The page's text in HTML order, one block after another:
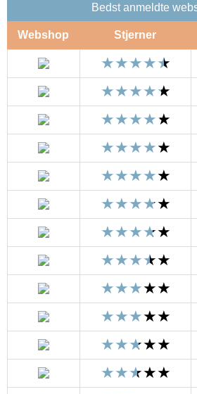
Bedst anmeldte
Webshop Stjerner